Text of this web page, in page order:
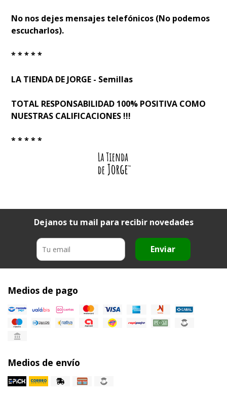
No nos dejes mensajes telefónicos (No podemos
escucharlos).
* * * * *
LA TIENDA DE JORGE - Semillas
TOTAL RESPONSABILIDAD 100% POSITIVA COMO
NUESTRAS CALIFICACIONES !!!
* * * * *
Dejanos tu mail para recibir novedades
Enviar
Medios de pago
Medios de envío